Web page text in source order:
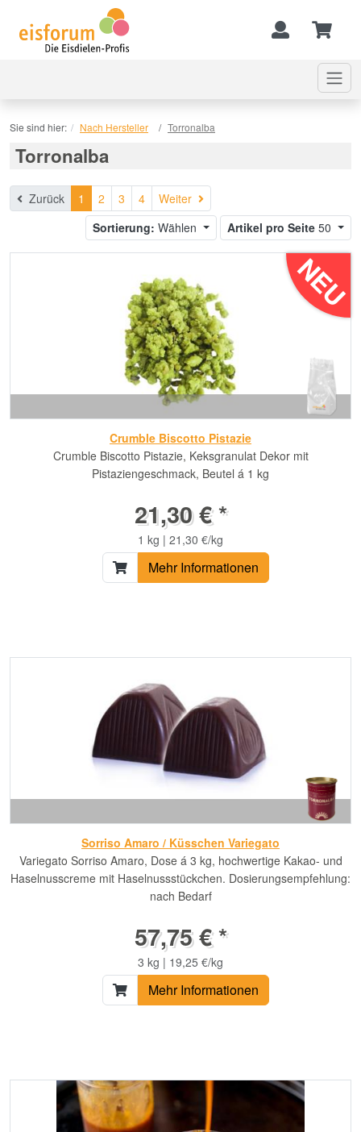
Sie sind hier: Nach Hersteller Torronalba
Torronalba
Zurück 1 2 3 4 Weiter
Weiter
Sortierung: Wählen Artikel pro Seite 50
NEU
Crumble Biscotto Pistazie
Crumble Biscotto Pistazie, Keksgranulat Dekor mit
Pistaziengeschmack, Beutel á 1 kg
21,30 € *
1 kg | 21,30 €/kg
Mehr Informationen
Sorriso Amaro / Küsschen Variegato
Variegato Sorriso Amaro, Dose á 3 kg, hochwertige Kakao- und
Haselnusscreme mit Haselnussstückchen. Dosierungsempfehlung:
nach Bedarf
57,75 € *
3 kg | 19,25 €/kg
Mehr Informationen